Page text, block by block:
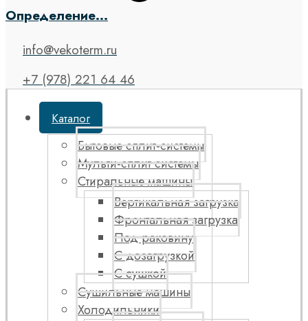
Определение...
info@vekoterm.ru
+7 (978) 221 64 46
Каталог
Бытовые сплит-системы
Мульти-сплит системы
Стиральные машины
Вертикальная загрузка
Фронтальная загрузка
Под раковину
С дозагрузкой
С сушкой
Сушильные машины
Холодильники